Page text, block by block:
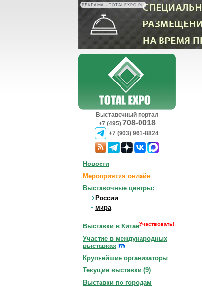
РЕКЛАМА • TOTALEXPO.RU
Выставочный портал
+7 (495) 708-0018
+7 (903) 961-8824
Новости
Мероприятия онлайн
Выставочные центры:
России
мира
Выставки в КитаеУчаствовать!
Участие в международных
выставках
Крупнейшие организаторы
Текущие выставки (9)
Выставки по городам